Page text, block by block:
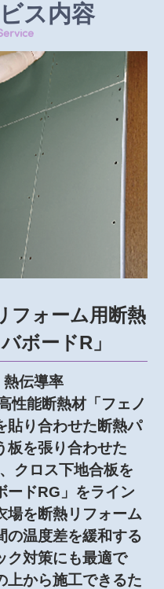
ス内容
フォーム用断熱
ボードR」
熱伝導率
性能断熱材「フェノ
貼り合わせた断熱パ
板を張り合わせた
クロス下地合板を
ードRG」をライン
場を断熱リフォーム
の温度差を緩和する
ク対策にも最適で
上から施工できるた